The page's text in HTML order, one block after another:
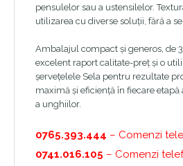
pensulelor sau a ustensilelor.
utilizarea cu diverse soluții, fără a
Ambalajul compact și generos, de
excelent raport calitate-preț și o
șervețelele Sela pentru rezultate
maximă și eficiență în fiecare
a unghiilor.
0765.393.444 – Comenzi
0741.016.105 – Comenzi